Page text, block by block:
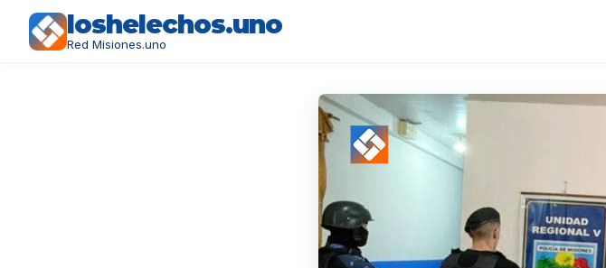
loshelechos.uno
Red Misiones.uno